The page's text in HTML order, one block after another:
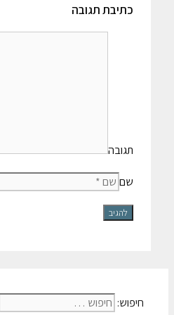
כתיבת תגובה
תגובה
שם
חיפוש: